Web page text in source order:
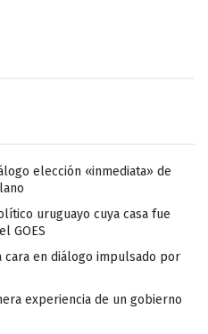
elección «inmediata» de
uruguayo cuya casa fue
GOES
cara en diálogo impulsado por
experiencia de un gobierno